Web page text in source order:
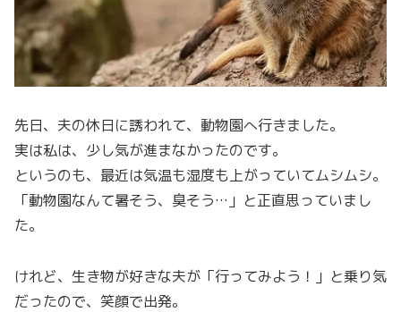
先日、夫の休日に誘われて、動物園へ行きました。
実は私は、少し気が進まなかったのです。
というのも、最近は気温も湿度も上がっていてムシムシ。
「動物園なんて暑そう、臭そう…」と正直思っていまし
た。
けれど、生き物が好きな夫が「行ってみよう！」と乗り気
だったので、笑顔で出発。